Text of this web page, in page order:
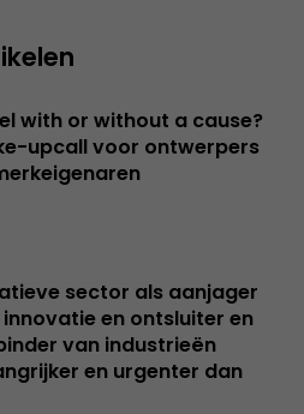
with or without a cause?
upcall voor ontwerpers
sector als aanjager
en ontsluiter en
van industrieën
en urgenter dan